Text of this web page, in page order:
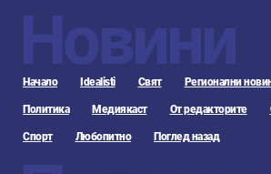
Новини
Начало Idealisti Свят Регионални
Политика Медиякаст От редакторите
Спорт Любопитно Поглед назад